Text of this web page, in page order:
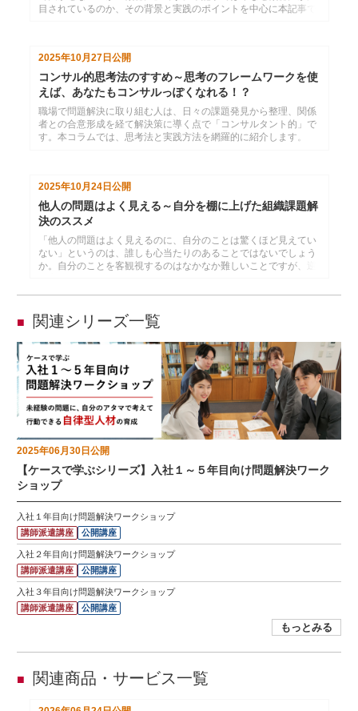
目されているのか、その背景と実践のポイントを中心に本記事で
2025年10月27日 公開
コンサル的思考法のすすめ～思考のフレームワークを使
えば、あなたもコンサルっぽくなれる！？
職場で問題解決に取り組む人は、日々の課題発見から整理、関係
者との合意形成を経て解決策に導く点で「コンサルタント的」で
す。本コラムでは、思考法と実践方法を網羅的に紹介します。
2025年10月24日公開
他人の問題はよく見える～自分を棚に上げた組織課題解
決のススメ
「他人の問題はよく見えるのに、自分のことは驚くほど見えてい
ない」というのは、誰しも心当たりのあることではないでしょう
か。自分のことを客観視するのはなかなか難しいことですが、逆
■ 関連シリーズ一覧
2025年06月30日公開
【ケースで学ぶシリーズ】入社１～５年目向け問題解決ワーク
ショップ
入社１年目向け問題解決ワークショップ
講師派遣講座
公開講座
入社２年目向け問題解決ワークショップ
講師派遣講座
公開講座
入社３年目向け問題解決ワークショップ
講師派遣講座
公開講座
もっとみる
■ 関連商品・サービス一覧